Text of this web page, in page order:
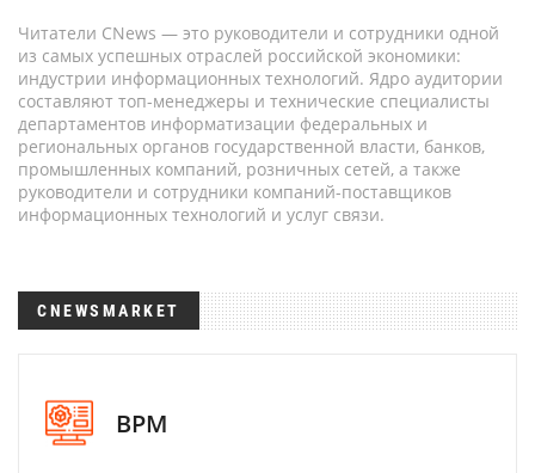
Читатели CNews — это руководители и сотрудники одной
из самых успешных отраслей российской экономики:
индустрии информационных технологий. Ядро аудитории
составляют топ-менеджеры и технические специалисты
департаментов информатизации федеральных и
региональных органов государственной власти, банков,
промышленных компаний, розничных сетей, а также
руководители и сотрудники компаний-поставщиков
информационных технологий и услуг связи.
CNEWSMARKET
BPM